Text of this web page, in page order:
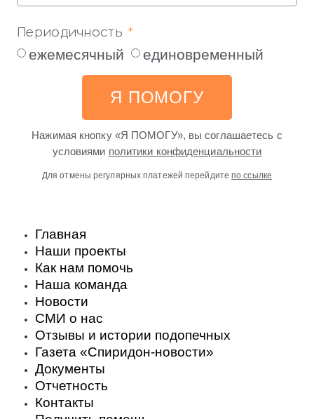
Периодичность
ежемесячный единовременный
Я ПОМОГУ
Нажимая кнопку «Я ПОМОГУ», вы соглашаетесь с
условиями политики конфиденциальности
Для отмены регулярных платежей перейдитепо ссылке
Главная
Наши проекты
Как нам помочь
Наша команда
Новости
СМИ о нас
Отзывы и истории подопечных
Газета «Спиридон-новости»
Документы
Отчетность
Контакты